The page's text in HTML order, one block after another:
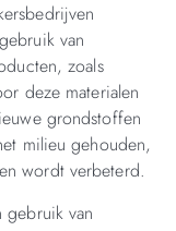
van
zoals
deze materialen
grondstoffen
milieu gehouden,
wordt verbeterd.
gebruik van